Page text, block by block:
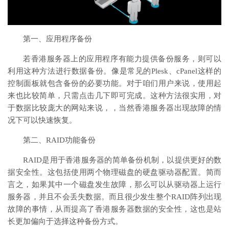
第一、应用程序备份
若香港服务器上的应用程序有能力提供备份服务，则可以
利用这种方法进行数据备份。像是常见的Plesk、cPanel这样的
控制面板就包含备份的必要功能。对于咱们用户来说，使用起
来也比较简单，只需点击几下即可完成。这种方法很实用，对
于数据比较庞大的网站来说，，当然香港服务器出现故障的情
况下可以快速恢复。
第二、RAID功能备份
RAID是用于香港服务器的简单备份机制，以提供更好的数
据安全性。这包括使用两个物理磁盘的硬盘驱动器配置。简而
言之，如果其中一个磁盘发生故障，那么可以从驱动器上运行
服务器，并且不会丢失数据。而且很少发生整个RAID阵列出现
故障的事情，从而提高了香港服务器数据的安全性，这也是站
长更加偏向于选择这种备份方式。